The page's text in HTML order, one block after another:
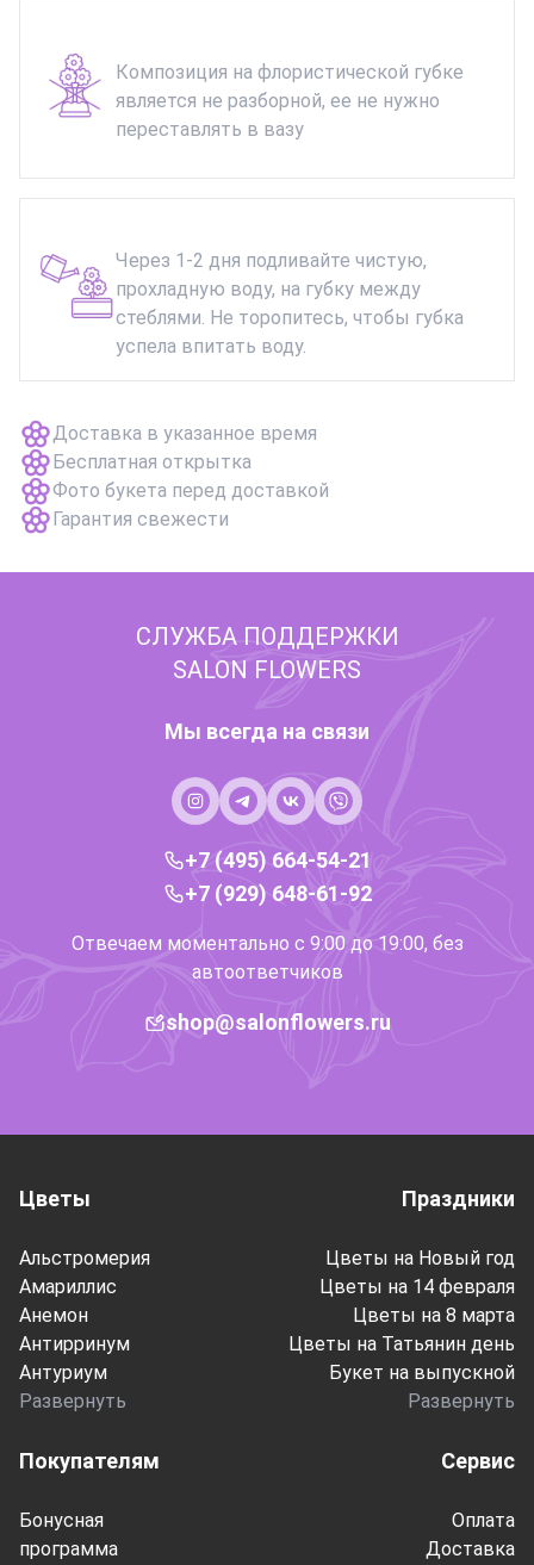
Композиция на флористической губке
является не разборной, ее не нужно
переставлять в вазу
Через 1-2 дня подливайте чистую,
прохладную воду, на губку между
стеблями. Не торопитесь, чтобы губка
успела впитать воду.
Доставка в указанное время
Бесплатная открытка
Фото букета перед доставкой
Гарантия свежести
СЛУЖБА ПОДДЕРЖКИ
SALON FLOWERS
Мы всегда на связи
+7 (495) 664-54-21
+7 (929) 648-61-92
Отвечаем моментально с 9:00 до 19:00, без
автоответчиков
shop@salonflowers.ru
Покупателям
Бонусная
программа
Сервис
Оплата
Доставка
Цветы
Альстромерия
Амариллис
Анемон
Антирринум
Антуриум
Развернуть
Праздники
Цветы на Новый год
Цветы на 14 февраля
Цветы на 8 марта
Цветы на Татьянин день
Букет на выпускной
Развернуть